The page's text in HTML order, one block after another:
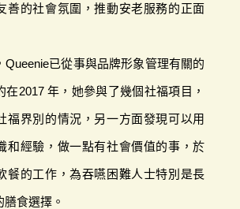
善的社會氛圍，推動安老服務的正面
Queenie已從事與品牌形象管理有關的
在2017 年，她參與了幾個社福項目，
福界別的情況，另一方面發現可以用
和經驗，做一點有社會價值的事，於
餐的工作，為吞嚥困難人士特別是長
食選擇。